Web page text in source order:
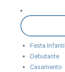
Festa Infantil
Debutante
Casamento